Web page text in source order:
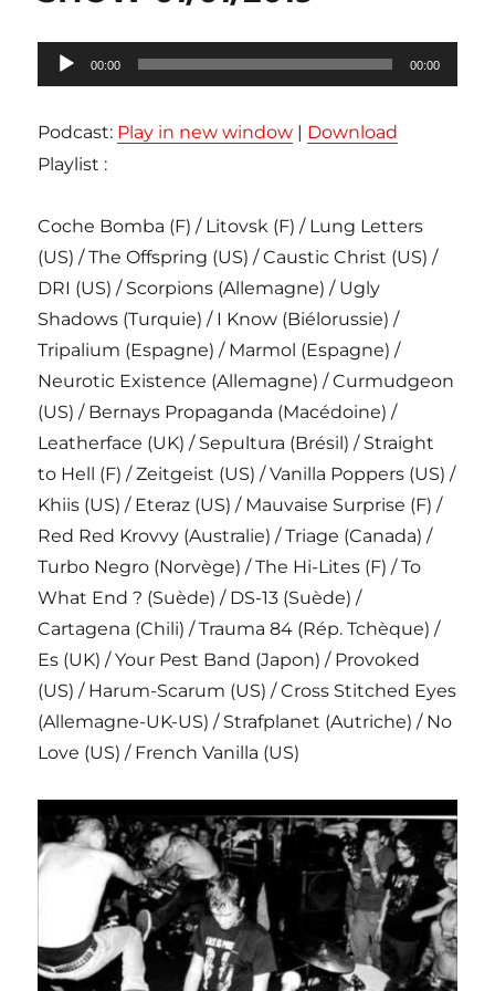
Lecteur
audio
00:00 00:00
Podcast: Play in new window | Download
Playlist :
Coche Bomba (F) / Litovsk (F) / Lung Letters
(US) / The Offspring (US) / Caustic Christ (US) /
DRI (US) / Scorpions (Allemagne) / Ugly
Shadows (Turquie) / I Know (Biélorussie) /
Tripalium (Espagne) / Marmol (Espagne) /
Neurotic Existence (Allemagne) / Curmudgeon
(US) / Bernays Propaganda (Macédoine) /
Leatherface (UK) / Sepultura (Brésil) / Straight
to Hell (F) / Zeitgeist (US) / Vanilla Poppers (US) /
Khiis (US) / Eteraz (US) / Mauvaise Surprise (F) /
Red Red Krovvy (Australie) / Triage (Canada) /
Turbo Negro (Norvège) / The Hi-Lites (F) / To
What End ? (Suède) / DS-13 (Suède) /
Cartagena (Chili) / Trauma 84 (Rép. Tchèque) /
Es (UK) / Your Pest Band (Japon) / Provoked
(US) / Harum-Scarum (US) / Cross Stitched Eyes
(Allemagne-UK-US) / Strafplanet (Autriche) / No
Love (US) / French Vanilla (US)